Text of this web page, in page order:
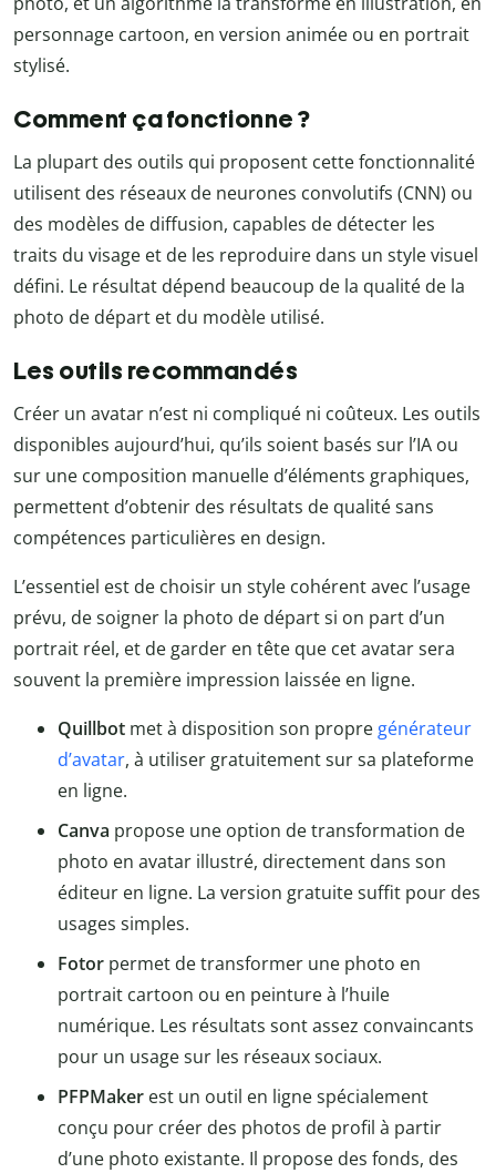
personnage cartoon, en version animée ou en portrait
stylisé.
Comment ça fonctionne ?
La plupart des outils qui proposent cette fonctionnalité
utilisent des réseaux de neurones convolutifs (CNN) ou
des modèles de diffusion, capables de détecter les
traits du visage et de les reproduire dans un style visuel
défini. Le résultat dépend beaucoup de la qualité de la
photo de départ et du modèle utilisé.
Les outils recommandés
Créer un avatar n’est ni compliqué ni coûteux. Les outils
disponibles aujourd’hui, qu’ils soient basés sur l’IA ou
sur une composition manuelle d’éléments graphiques,
permettent d’obtenir des résultats de qualité sans
compétences particulières en design.
L’essentiel est de choisir un style cohérent avec l’usage
prévu, de soigner la photo de départ si on part d’un
portrait réel, et de garder en tête que cet avatar sera
souvent la première impression laissée en ligne.
Quillbot met à disposition son propre générateur
d’avatar, à utiliser gratuitement sur sa plateforme
en ligne.
Canva propose une option de transformation de
photo en avatar illustré, directement dans son
éditeur en ligne. La version gratuite suffit pour des
usages simples.
Fotor permet de transformer une photo en
portrait cartoon ou en peinture à l’huile
numérique. Les résultats sont assez convaincants
pour un usage sur les réseaux sociaux.
PFPMaker est un outil en ligne spécialement
conçu pour créer des photos de profil à partir
d’une photo existante. Il propose des fonds, des